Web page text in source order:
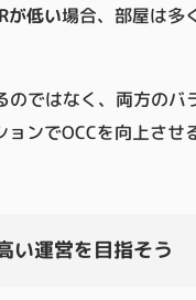
が低い場合、部屋は多
ではなく、両方の
ンでOCCを向上さ
い運営を目指そう